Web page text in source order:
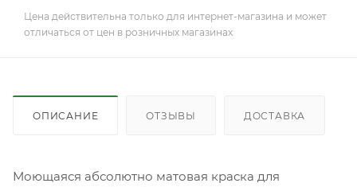
Цена действительна только для интернет-магазина и может
отличаться от цен в розничных магазинах
ОПИСАНИЕ ОТЗЫВЫ ДОСТАВКА
Моющаяся абсолютно матовая краска для